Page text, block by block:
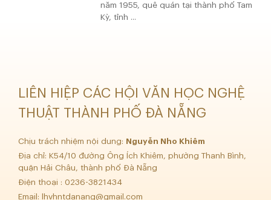
năm 1955, quê quán tại thành phố Tam
Kỳ, tỉnh ...
LIÊN HIỆP CÁC HỘI VĂN HỌC NGHỆ
THUẬT THÀNH PHỐ ĐÀ NẴNG
Chịu trách nhiệm nội dung: Nguyễn Nho Khiêm
Địa chỉ: K54/10 đường Ông Ích Khiêm, phường Thanh Bình,
quận Hải Châu, thành phố Đà Nẵng
Điện thoại : 0236-3821434
Email:
lhvhntdanang@gmail.com